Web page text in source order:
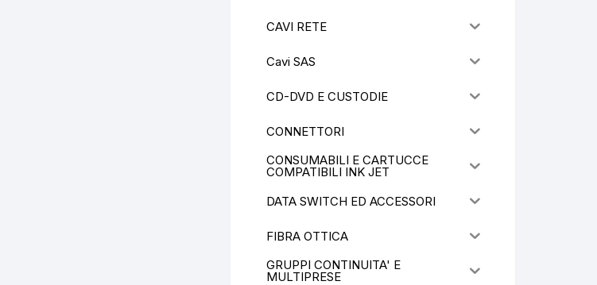
CAVI RETE
Cavi SAS
CD-DVD E CUSTODIE
CONNETTORI
CONSUMABILI E CARTUCCE
COMPATIBILI INK JET
DATA SWITCH ED ACCESSORI
FIBRA OTTICA
GRUPPI CONTINUITA' E
MULTIPRESE